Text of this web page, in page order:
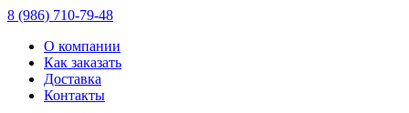
8 (986) 710-79-48
О компании
Как заказать
Доставка
Контакты